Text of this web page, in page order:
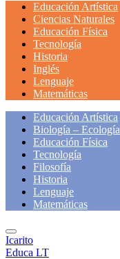
Educación Artística
Ciencias Naturales
Educación Física
Tecnología
Historia
Inglés
Lenguaje
Matemáticas
Educación Artística
Biología – Ecología
Educación Física
Tecnología
Filosofía
Historia
Lenguaje
Matemáticas
Icarito
Educa LT